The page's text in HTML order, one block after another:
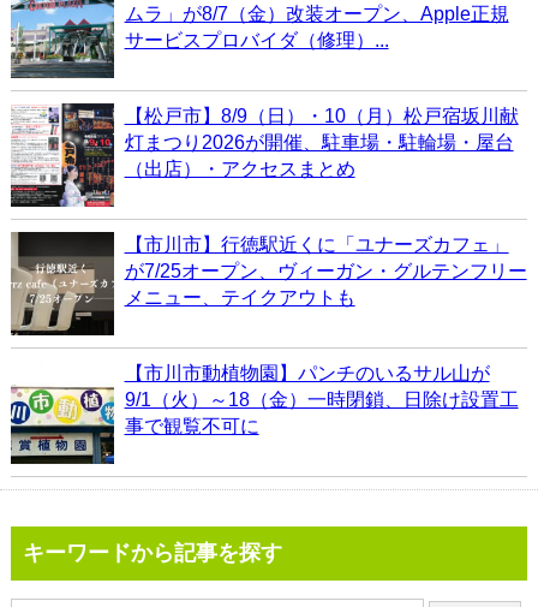
ムラ」が8/7（金）改装オープン、Apple正規
サービスプロバイダ（修理）...
【松戸市】8/9（日）・10（月）松戸宿坂川献
灯まつり2026が開催、駐車場・駐輪場・屋台
（出店）・アクセスまとめ
【市川市】行徳駅近くに「ユナーズカフェ」
が7/25オープン、ヴィーガン・グルテンフリー
メニュー、テイクアウトも
【市川市動植物園】パンチのいるサル山が
9/1（火）～18（金）一時閉鎖、日除け設置工
事で観覧不可に
キーワードから記事を探す